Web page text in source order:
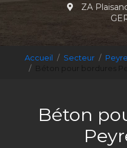
ZA
Accueil Secteur
Béton